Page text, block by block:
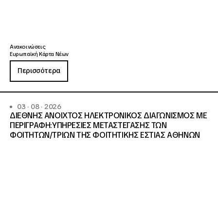
Ανακοινώσεις
Ευρωπαϊκή Κάρτα Νέων
Περισσότερα
03 · 08 · 2026
ΔΙΕΘΝΗΣ ΑΝΟΙΧΤΟΣ ΗΛΕΚΤΡΟΝΙΚΟΣ ΔΙΑΓΩΝΙΣΜΟΣ ΜΕ
ΠΕΡΙΓΡΑΦΗ:ΥΠΗΡΕΣΙΕΣ METAΣΤΕΓΑΣΗΣ ΤΩΝ
ΦΟΙΤΗΤΩΝ/ΤΡΙΩΝ ΤΗΣ ΦΟΙΤΗΤΙΚΗΣ ΕΣΤΙΑΣ ΑΘΗΝΩΝ